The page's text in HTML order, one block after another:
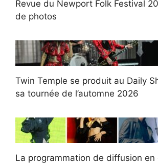
Revue du Newport Folk Festival
de photos
Twin Temple se produit au Daily
sa tournée de l’automne 2026
La programmation de diffusion en